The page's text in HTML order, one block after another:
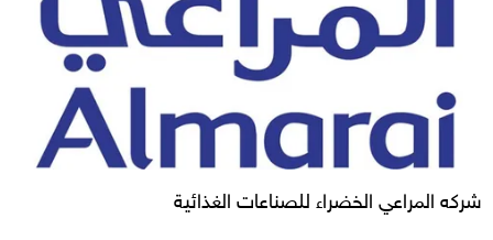
شركه المراعي الخضراء للصناعات الغذائية